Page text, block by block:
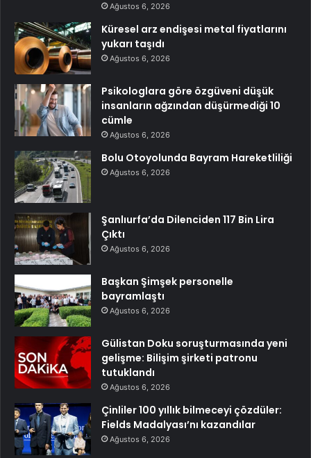
Ağustos 6, 2026
Küresel arz endişesi metal fiyatlarını
yukarı taşıdı
Ağustos 6, 2026
Psikologlara göre özgüveni düşük
insanların ağzından düşürmediği 10
cümle
Ağustos 6, 2026
Bolu Otoyolunda Bayram Hareketliliği
Ağustos 6, 2026
Şanlıurfa’da Dilenciden 117 Bin Lira
Çıktı
Ağustos 6, 2026
Başkan Şimşek personelle
bayramlaştı
Ağustos 6, 2026
Gülistan Doku soruşturmasında yeni
gelişme: Bilişim şirketi patronu
tutuklandı
Ağustos 6, 2026
Çinliler 100 yıllık bilmeceyi çözdüler:
Fields Madalyası’nı kazandılar
Ağustos 6, 2026